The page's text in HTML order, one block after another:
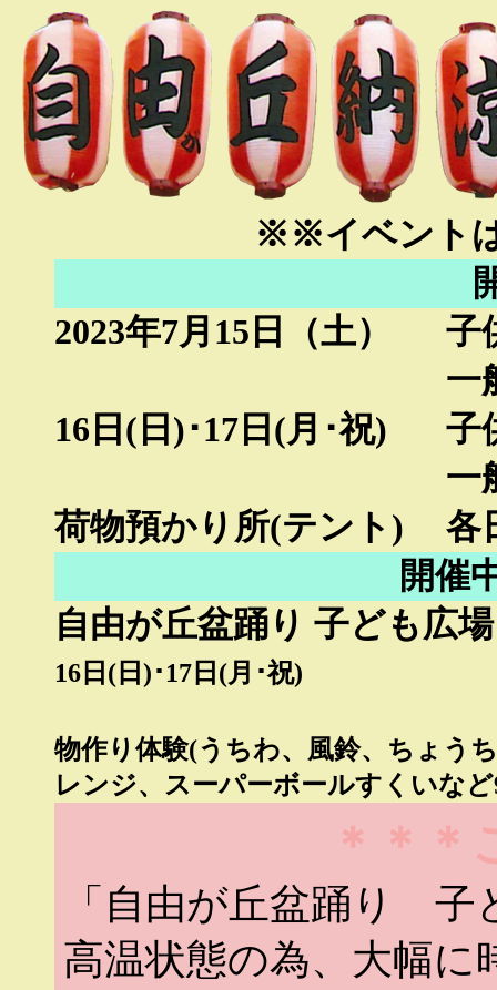
※※イベント
2023年7月15日（土）
子
一
16日(日)･17日(月･祝)
子
一
荷物預かり所(テント)
各
開催
自由が丘盆踊り 子ども広場
16日(日)･17日(月･祝)
物作り体験(うちわ、風鈴、ちょう
レンジ、スーパーボールすくいな
＊＊＊
「自由が丘盆踊り 子
高温状態の為、大幅に